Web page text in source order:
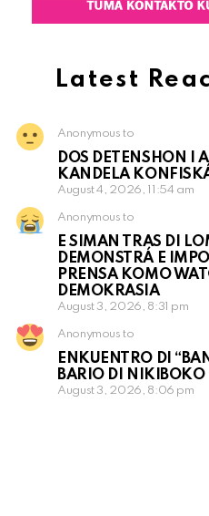
Latest
Anonymous to
DOS DETENSHON I
KANDELA
August 4, 2026, 11:54 am
Anonymous to
E SIMAN TRAS DI
DEMONSTRÁ E
PRENSA KOMO
DEMOKRASIA
August 3, 2026, 8:31 pm
Anonymous to
ENKUENTRO DI
BARIO DI NIKIBOKO
August 3, 2026, 8:06 pm